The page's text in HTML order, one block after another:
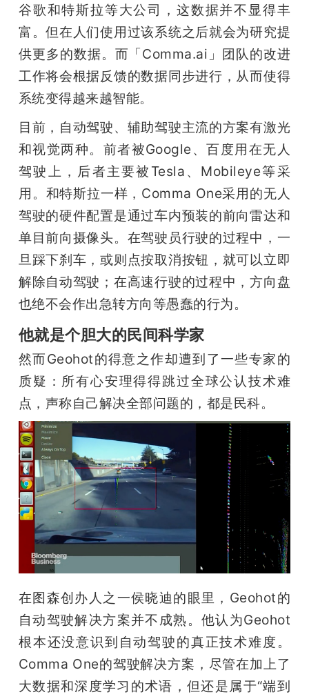
谷歌和特斯拉等大公司，这数据并不显得丰
富。但在人们使用过该系统之后就会为研究提
供更多的数据。而「Comma.ai」团队的改进
工作将会根据反馈的数据同步进行，从而使得
系统变得越来越智能。
目前，自动驾驶、辅助驾驶主流的方案有激光
和视觉两种。前者被Google、百度用在无人
驾驶上，后者主要被Tesla、Mobileye等采
用。和特斯拉一样，Comma One采用的无人
驾驶的硬件配置是通过车内预装的前向雷达和
单目前向摄像头。在驾驶员行驶的过程中，一
旦踩下刹车，或则点按取消按钮，就可以立即
解除自动驾驶；在高速行驶的过程中，方向盘
也绝不会作出急转方向等愚蠢的行为。
他就是个胆大的民间科学家
然而Geohot的得意之作却遭到了一些专家的
质疑：所有心安理得得跳过全球公认技术难
点，声称自己解决全部问题的，都是民科。
在图森创办人之一侯晓迪的眼里，Geohot的
自动驾驶解决方案并不成熟。他认为Geohot
根本还没意识到自动驾驶的真正技术难度。
Comma One的驾驶解决方案，尽管在加上了
大数据和深度学习的术语，但还是属于“端到